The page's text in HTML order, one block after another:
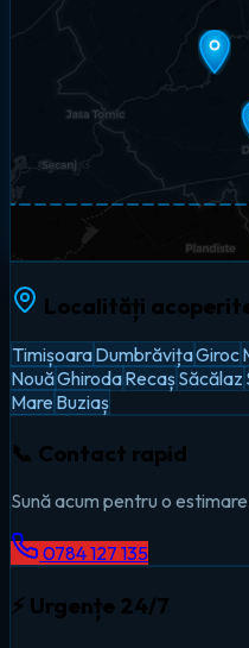
Localități
TimișoaraDumbrăvițaGiroc
NouăGhirodaRecașSăcălaz
Mare Buziaș
📞 Contact rapid
Sună acum pentru o
0784 127 135
⚡ Urgențe 24/7